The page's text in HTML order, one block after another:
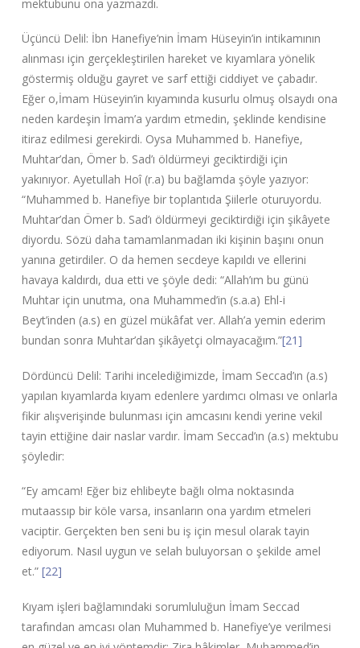
mektubunu ona yazmazdı.
Üçüncü Delil: İbn Hanefiye’nin İmam Hüseyin’in intikamının
alınması için gerçekleştirilen hareket ve kıyamlara yönelik
göstermiş olduğu gayret ve sarf ettiği ciddiyet ve çabadır.
Eğer o,İmam Hüseyin’in kıyamında kusurlu olmuş olsaydı ona
neden kardeşin İmam’a yardım etmedin, şeklinde kendisine
itiraz edilmesi gerekirdi. Oysa Muhammed b. Hanefiye,
Muhtar’dan, Ömer b. Sad’ı öldürmeyi geciktirdiği için
yakınıyor. Ayetullah Hoî (r.a) bu bağlamda şöyle yazıyor:
“Muhammed b. Hanefiye bir toplantıda Şiilerle oturuyordu.
Muhtar’dan Ömer b. Sad’ı öldürmeyi geciktirdiği için şikâyete
diyordu. Sözü daha tamamlanmadan iki kişinin başını onun
yanına getirdiler. O da hemen secdeye kapıldı ve ellerini
havaya kaldırdı, dua etti ve şöyle dedi: “Allah’ım bu günü
Muhtar için unutma, ona Muhammed’in (s.a.a) Ehl-i
Beyt’inden (a.s) en güzel mükâfat ver. Allah’a yemin ederim
bundan sonra Muhtar’dan şikâyetçi olmayacağım.”[21]
Dördüncü Delil: Tarihi incelediğimizde, İmam Seccad’ın (a.s)
yapılan kıyamlarda kıyam edenlere yardımcı olması ve onlarla
fikir alışverişinde bulunması için amcasını kendi yerine vekil
tayin ettiğine dair naslar vardır. İmam Seccad’ın (a.s) mektubu
şöyledir:
“Ey amcam! Eğer biz ehlibeyte bağlı olma noktasında
mutaassıp bir köle varsa, insanların ona yardım etmeleri
vaciptir. Gerçekten ben seni bu iş için mesul olarak tayin
ediyorum. Nasıl uygun ve selah buluyorsan o şekilde amel
et.” [22]
Kıyam işleri bağlamındaki sorumluluğun İmam Seccad
tarafından amcası olan Muhammed b. Hanefiye’ye verilmesi